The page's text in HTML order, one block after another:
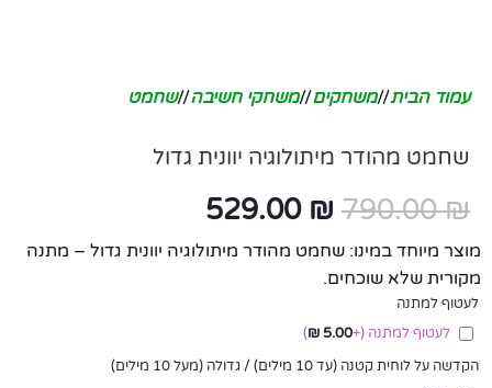
עמוד הבית/ משחקים/ משחקי חשיבה/ שחמט
שחמט מהודר מיתולוגיה יוונית גדול
790.00₪
529.00 ₪
מוצר מיוחד במינו: שחמט מהודר מיתולוגיה יוונית גדול – מתנה
מקורית שלא שוכחים.
לעטוף למתנה
לעטוף למתנה (+
5.00
₪
)
הקדשה על לוחית קטנה (עד 10 מילים) / גדולה (מעל 10 מילים)